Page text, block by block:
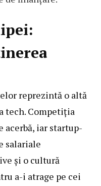
reprezintă o altă
tech. Competiția
iar startup-
salariale
și o cultură
a-i atrage pe cei